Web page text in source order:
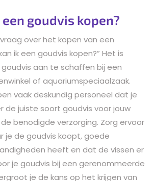
goudvis kopen?
over het kopen van een
ik een goudvis kopen?” Het is
aan te schaffen bij een
of aquariumspeciaalzaak.
vaak deskundig personeel dat je
de juiste soort goudvis voor jouw
benodigde verzorging. Zorg ervoor
je de goudvis koopt, goede
heeft en dat de vissen er
je goudvis bij een gerenommeerde
je de kans op het krijgen van